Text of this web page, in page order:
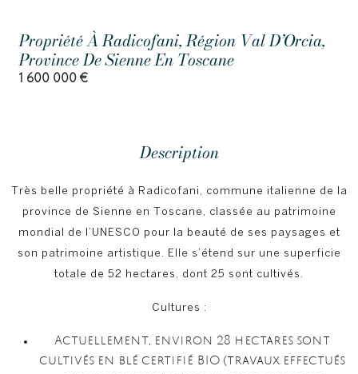
Propriété À Radicofani, Région Val D’Orcia,
Province De Sienne En Toscane
1 600 000 €
Description
Très belle propriété à Radicofani, commune italienne de la
province de Sienne en Toscane, classée au patrimoine
mondial de l’UNESCO pour la beauté de ses paysages et
son patrimoine artistique. Elle s’étend sur une superficie
totale de 52 hectares, dont 25 sont cultivés.
Cultures :
Actuellement, environ 28 hectares sont
cultivés en blé certifié BIO (travaux effectués